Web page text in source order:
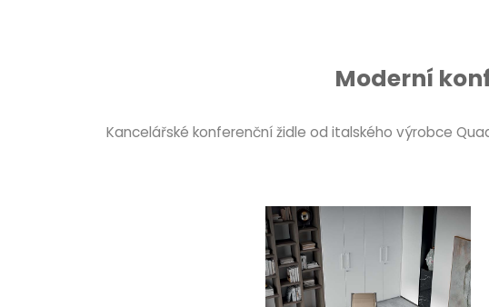
Moderní
Kancelářské konferenční židle od italského výrobce